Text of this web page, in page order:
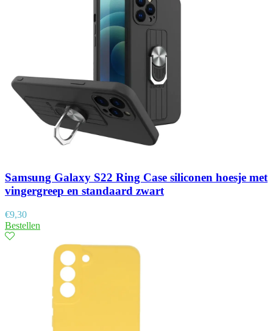
Samsung Galaxy S22 Ring Case siliconen hoesje met
vingergreep en standaard zwart
€9,30
Bestellen